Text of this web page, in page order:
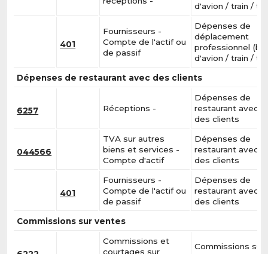
d'avion / train /
401
Fournisseurs -
Compte de l'actif ou
de passif
Dépenses de
déplacement
professionnel
d'avion / train /
Dépenses de restaurant avec des clients
6257 Réceptions -
Dépenses de
restaurant avec
des clients
044566
TVA sur autres
biens et services -
Compte d'actif
Dépenses de
restaurant avec
des clients
401
Fournisseurs -
Compte de l'actif ou
de passif
Dépenses de
restaurant avec
des clients
Commissions sur ventes
Commissions et
courtages sur
Commissions sur